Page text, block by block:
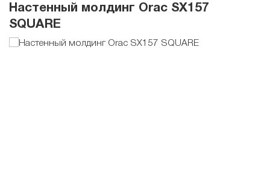
Настенный молдинг Orac SX157
SQUARE